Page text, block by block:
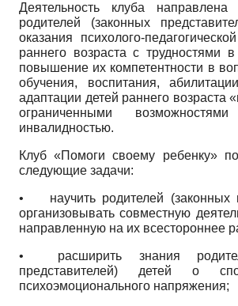
Деятельность клуба
родителей (законных
оказания психолого-
раннего возраста с трудностями
повышение их компетентности в
обучения, воспитания,
адаптации детей раннего возраста
ограниченными
инвалидностью.
Клуб «Помоги своему ребенку»
следующие задачи:
• научить родителей (законных
организовывать совместную
направленную на их всестороннее
• расширить знания
представителей) детей о
психоэмоционального напряжения;